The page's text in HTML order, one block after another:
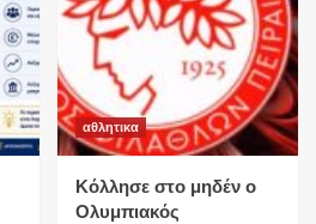
αθλητικα
Κόλλησε στο μηδέν ο
Ολυμπιακός